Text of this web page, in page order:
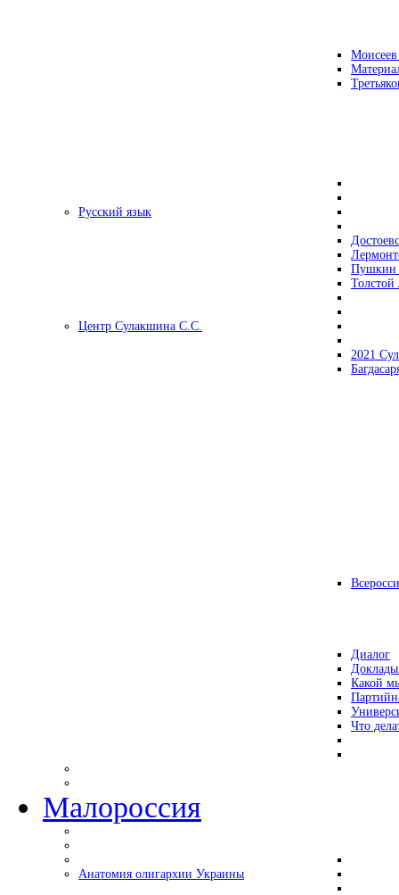
Русский язык
Центр Сулакшина С.С.
2021
Диалог
Какой
Что
Малороссия
Анатомия олигархии Украины